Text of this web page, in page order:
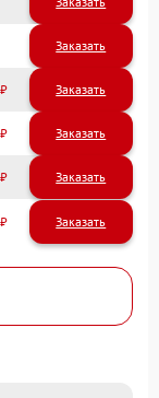
Заказать